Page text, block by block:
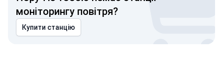
моніторингу повітря?
Купити станцію